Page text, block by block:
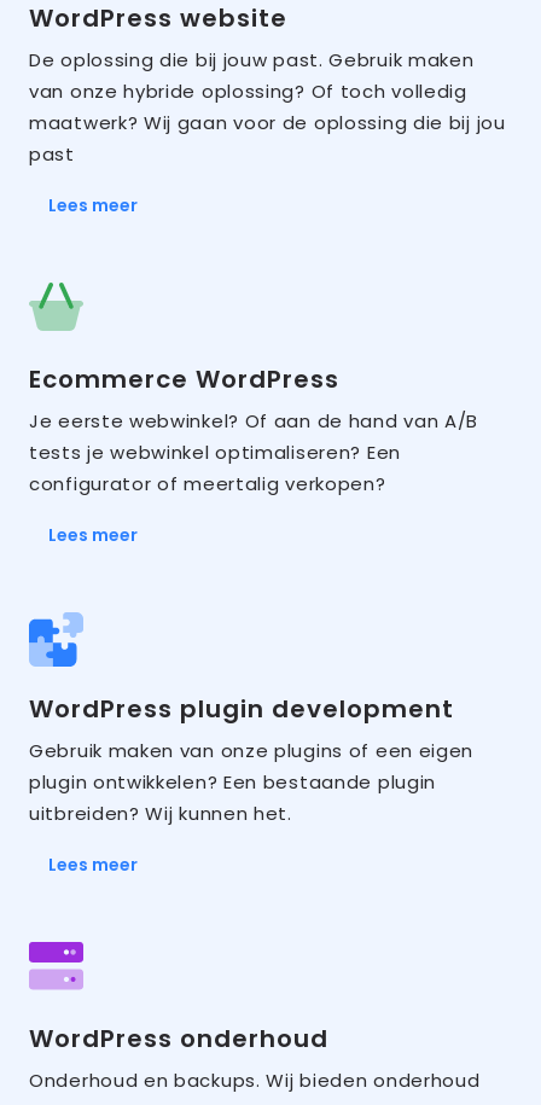
WordPress website
De oplossing die bij jouw past. Gebruik maken
van onze hybride oplossing? Of toch volledig
maatwerk? Wij gaan voor de oplossing die bij jou
past
Lees meer
Ecommerce WordPress
Je eerste webwinkel? Of aan de hand van A/B
tests je webwinkel optimaliseren? Een
configurator of meertalig verkopen?
Lees meer
WordPress plugin development
Gebruik maken van onze plugins of een eigen
plugin ontwikkelen? Een bestaande plugin
uitbreiden? Wij kunnen het.
Lees meer
WordPress onderhoud
Onderhoud en backups. Wij bieden onderhoud